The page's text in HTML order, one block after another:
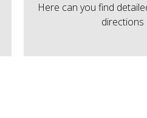
Here can you find
directions